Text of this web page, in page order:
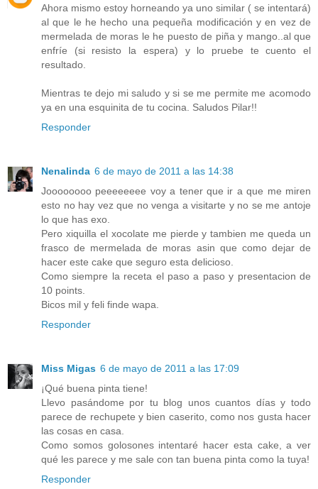
Ahora mismo estoy horneando ya uno similar ( se intentará)
al que le he hecho una pequeña modificación y en vez de
mermelada de moras le he puesto de piña y mango..al que
enfríe (si resisto la espera) y lo pruebe te cuento el
resultado.
Mientras te dejo mi saludo y si se me permite me acomodo
ya en una esquinita de tu cocina. Saludos Pilar!!
Responder
Nenalinda 6 de mayo de 2011 a las 14:38
Joooooooo peeeeeeee voy a tener que ir a que me miren
esto no hay vez que no venga a visitarte y no se me antoje
lo que has exo.
Pero xiquilla el xocolate me pierde y tambien me queda un
frasco de mermelada de moras asin que como dejar de
hacer este cake que seguro esta delicioso.
Como siempre la receta el paso a paso y presentacion de
10 points.
Bicos mil y feli finde wapa.
Responder
Miss Migas 6 de mayo de 2011 a las 17:09
¡Qué buena pinta tiene!
Llevo pasándome por tu blog unos cuantos días y todo
parece de rechupete y bien caserito, como nos gusta hacer
las cosas en casa.
Como somos golosones intentaré hacer esta cake, a ver
qué les parece y me sale con tan buena pinta como la tuya!
Responder